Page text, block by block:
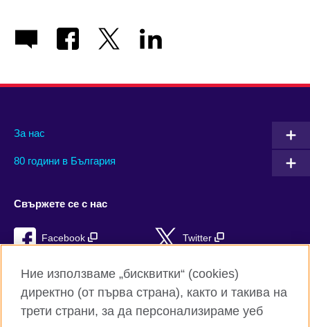
За нас
80 години в България
Свържете се с нас
Facebook Twitter
YouTube
TikTok RSS
Ние използваме „бисквитки“ (cookies)
директно (от първа страна), както и такива на
трети страни, за да персонализираме уеб